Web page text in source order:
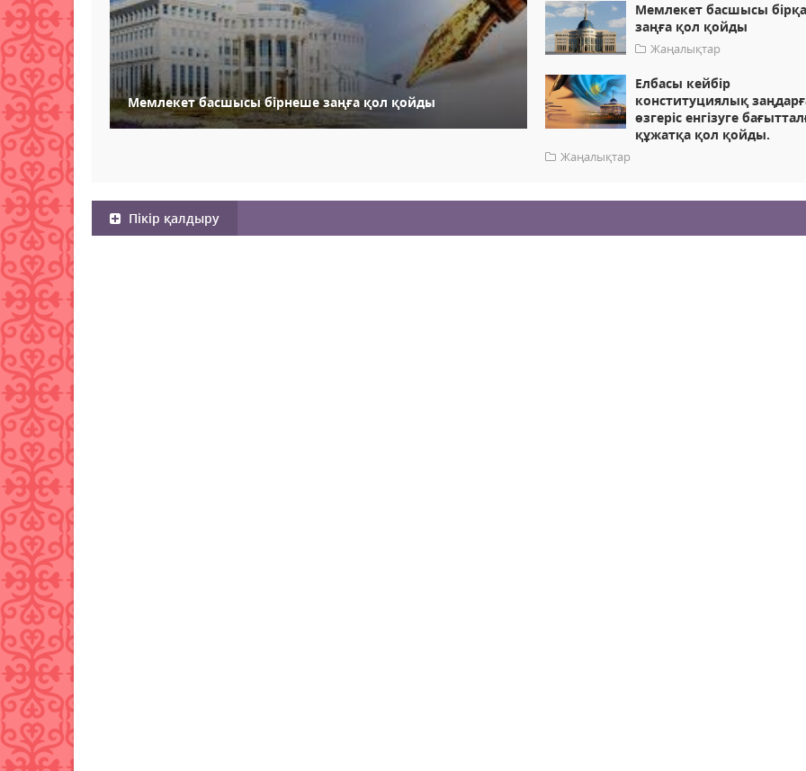
Мемлекет басшысы бірнеше заңға қол қойды
Мемлекет басшысы
заңға қол қойды
Жаңалықтар
Елбасы кейбір
конституциялық
өзгеріс енгізуге
құжатқа қол қойды.
Жаңалықтар
Пікір қалдыру